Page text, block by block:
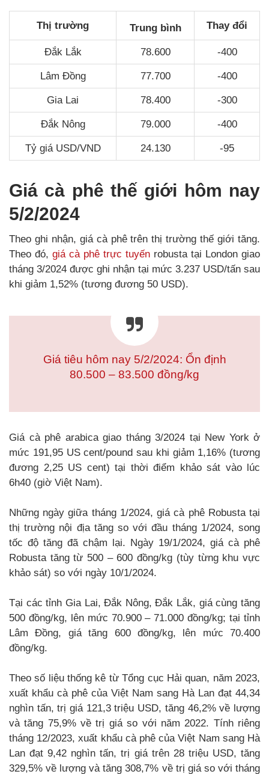
Thị trường Trung bình Thay đổi
Đắk Lắk 78.600 -400
Lâm Đồng 77.700 -400
Gia Lai 78.400 -300
Đắk Nông 79.000 -400
Tỷ giá USD/VND 24.130 -95
Giá cà phê thế giới hôm nay
5/2/2024
Theo ghi nhận, giá cà phê trên thị trường thế giới tăng.
Theo đó, giá cà phê trực tuyến robusta tại London giao
tháng 3/2024 được ghi nhận tại mức 3.237 USD/tấn sau
khi giảm 1,52% (tương đương 50 USD).
Giá tiêu hôm nay 5/2/2024: Ổn định
80.500 – 83.500 đồng/kg
Giá cà phê arabica giao tháng 3/2024 tại New York ở
mức 191,95 US cent/pound sau khi giảm 1,16% (tương
đương 2,25 US cent) tại thời điểm khảo sát vào lúc
6h40 (giờ Việt Nam).
Những ngày giữa tháng 1/2024, giá cà phê Robusta tại
thị trường nội địa tăng so với đầu tháng 1/2024, song
tốc độ tăng đã chậm lại. Ngày 19/1/2024, giá cà phê
Robusta tăng từ 500 – 600 đồng/kg (tùy từng khu vực
khảo sát) so với ngày 10/1/2024.
Tại các tỉnh Gia Lai, Đắk Nông, Đắk Lắk, giá cùng tăng
500 đồng/kg, lên mức 70.900 – 71.000 đồng/kg; tại tỉnh
Lâm Đồng, giá tăng 600 đồng/kg, lên mức 70.400
đồng/kg.
Theo số liệu thống kê từ Tổng cục Hải quan, năm 2023,
xuất khẩu cà phê của Việt Nam sang Hà Lan đạt 44,34
nghìn tấn, trị giá 121,3 triệu USD, tăng 46,2% về lượng
và tăng 75,9% về trị giá so với năm 2022. Tính riêng
tháng 12/2023, xuất khẩu cà phê của Việt Nam sang Hà
Lan đạt 9,42 nghìn tấn, trị giá trên 28 triệu USD, tăng
329,5% về lượng và tăng 308,7% về trị giá so với tháng